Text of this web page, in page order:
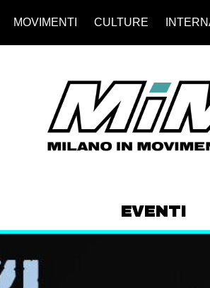
MOVIMENTI CULTURE
EVENTI